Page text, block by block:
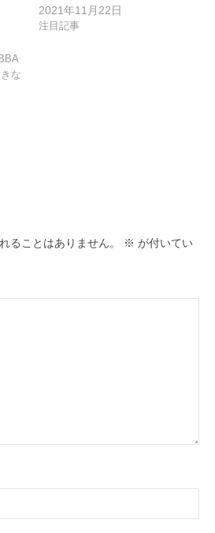
2021年11月22日
注目記事
な
ることはありません。 ※ が付いてい